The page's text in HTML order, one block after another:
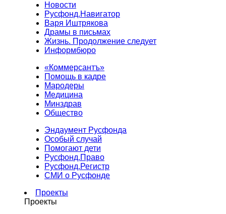
Новости
Русфонд.Навигатор
Варя Иштрякова
Драмы в письмах
Жизнь. Продолжение следует
Информбюро
«Коммерсантъ»
Помощь в кадре
Мародеры
Медицина
Минздрав
Общество
Эндаумент Русфонда
Особый случай
Помогают дети
Русфонд.Право
Русфонд.Регистр
СМИ о Русфонде
Проекты
Проекты